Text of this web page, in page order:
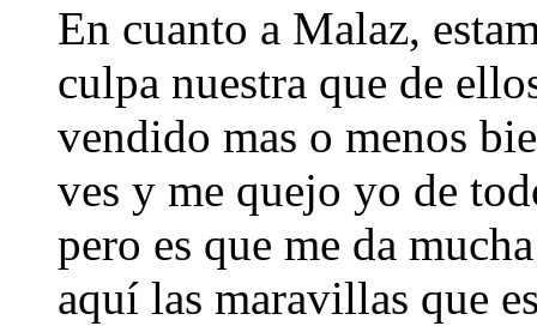
En cuanto a Malaz,
culpa nuestra que de
vendido mas o menos
ves y me quejo yo de
pero es que me da
aquí las maravillas que